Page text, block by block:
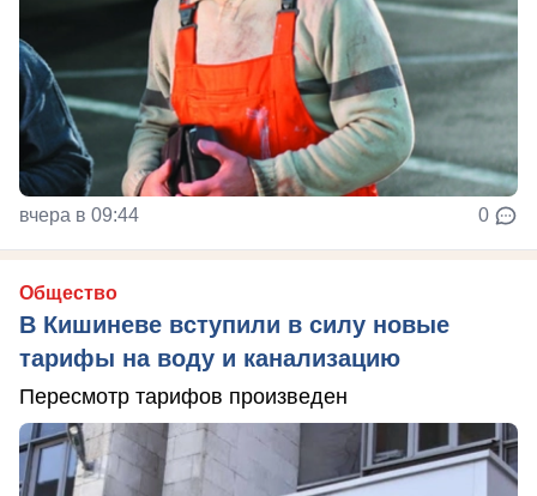
вчера в 09:44 0
Общество
В Кишиневе вступили в силу новые
тарифы на воду и канализацию
Пересмотр тарифов произведен